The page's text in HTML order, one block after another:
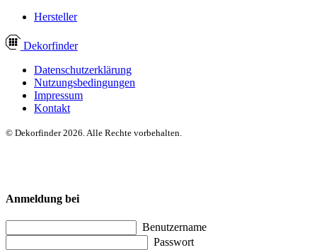
Hersteller
Dekorfinder
Datenschutzerklärung
Nutzungsbedingungen
Impressum
Kontakt
© Dekorfinder 2026. Alle Rechte vorbehalten.
Anmeldung bei
Benutzername
Passwort